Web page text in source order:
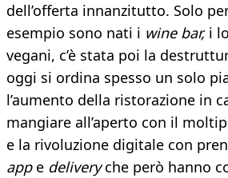
dell’offerta innanzitutto. Solo
esempio sono nati i wine bar,i
vegani, c’è stata poi la
oggi si ordina spesso un solo
l’aumento della ristorazione in
mangiare all’aperto con il
e la rivoluzione digitale con
appe deliveryche però hanno